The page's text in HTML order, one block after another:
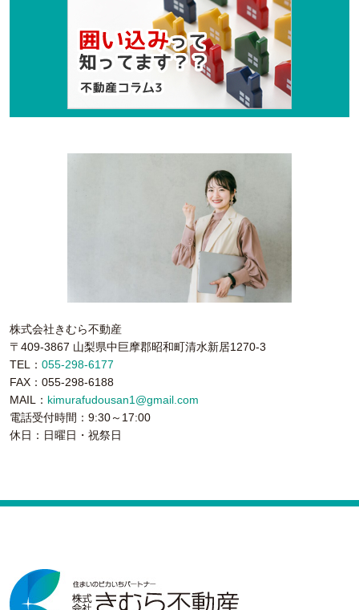
株式会社きむら不動産
〒409-3867 山梨県中巨摩郡昭和町清水新居1270-3
TEL： 055-298-6177
FAX：055-298-6188
MAIL： kimurafudousan1@gmail.com
電話受付時間：9:30～17:00
休日：日曜日・祝祭日